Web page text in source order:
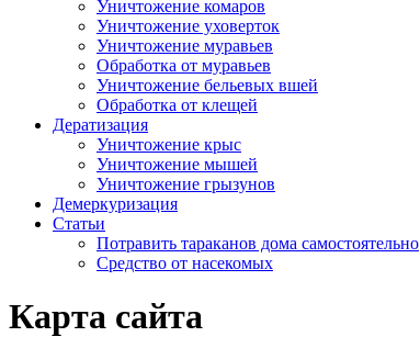
Уничтожение комаров
Уничтожение уховерток
Уничтожение муравьев
Обработка от муравьев
Уничтожение бельевых вшей
Обработка от клещей
Дератизация
Уничтожение крыс
Уничтожение мышей
Уничтожение грызунов
Демеркуризация
Статьи
Потравить тараканов дома самостоятельно
Средство от насекомых
Карта сайта